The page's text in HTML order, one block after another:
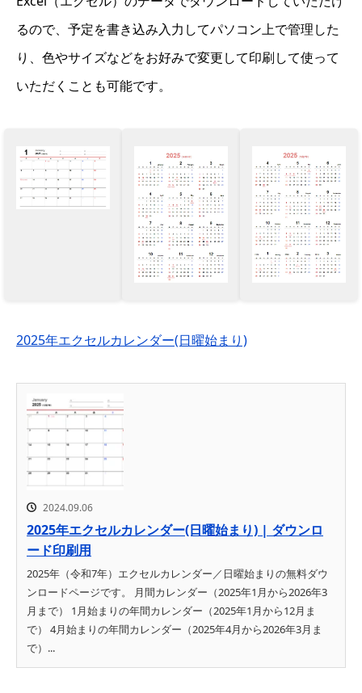
るので、予定を書き込み入力してパソコン上で管理した
り、色やサイズなどをお好みで変更して印刷して使って
いただくことも可能です。
2025年エクセルカレンダー(日曜始まり)
2024.09.06
2025年エクセルカレンダー(日曜始まり) | ダウンロ
ード印刷用
2025年（令和7年）エクセルカレンダー／日曜始まりの無料ダウ
ンロードページです。 月間カレンダー（2025年1月から2026年3
月まで） 1月始まりの年間カレンダー（2025年1月から12月ま
で） 4月始まりの年間カレンダー（2025年4月から2026年3月ま
で）...